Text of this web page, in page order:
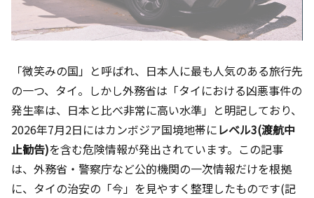
「微笑みの国」と呼ばれ、日本人に最も人気のある旅行先
の一つ、タイ。しかし外務省は「タイにおける凶悪事件の
発生率は、日本と比べ非常に高い水準」と明記しており、
2026年7月2日にはカンボジア国境地帯にレベル3(渡航中
止勧告)を含む危険情報が発出されています。この記事
は、外務省・警察庁など公的機関の一次情報だけを根拠
に、タイの治安の「今」を見やすく整理したものです(記